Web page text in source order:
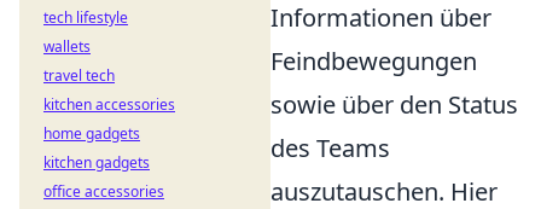
Informationen über
Feindbewegungen
sowie über den Status
des Teams
auszutauschen. Hier
tech lifestyle
wallets
travel tech
kitchen accessories
home gadgets
kitchen gadgets
office accessories